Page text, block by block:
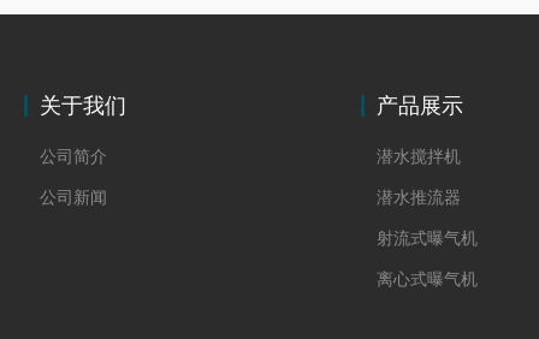
关于我们
公司简介
公司新闻
产品展示
潜水搅拌机
潜水推流器
射流式曝气机
离心式曝气机